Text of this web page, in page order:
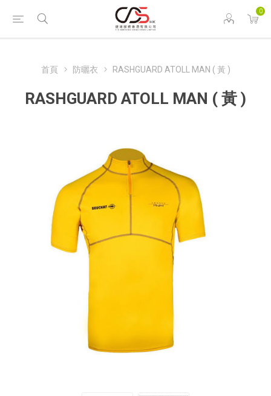
0
首頁 防曬衣 RASHGUARD ATOLL MAN ( 黃 )
RASHGUARD ATOLL MAN ( 黃 )